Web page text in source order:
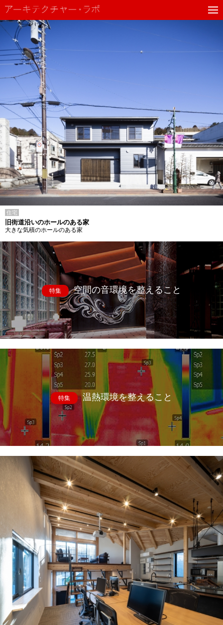
住宅
旧街道沿いのホールのある家
大きな気積のホールのある家
特集 空間の音環境を整えること
特集 温熱環境を整えること